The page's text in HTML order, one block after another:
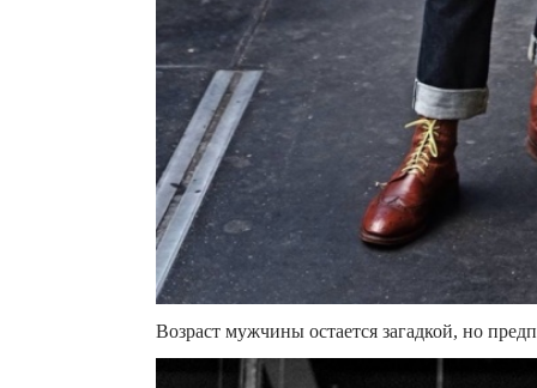
Возраст мужчины остается загадкой, но